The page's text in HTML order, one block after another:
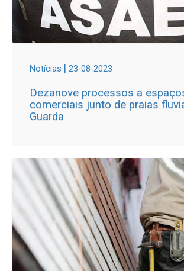
Notícias | 23-08-2023
Dezanove processos a
comerciais junto de praias
Guarda